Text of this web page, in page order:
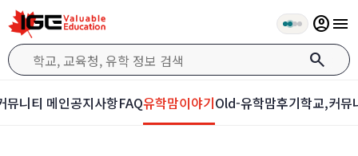
search
account_circlemenu
뮤니티 메인공지사항FAQ유학맘이야기Old-유학맘후기학교,커뮤